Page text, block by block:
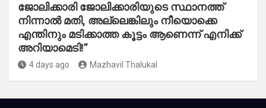
ജോലിക്കാരി ജോലിക്കാരിയുടെ സ്ഥാനത്ത്
നിന്നാൽ മതി, അല്ലെങ്കിലും നീയൊക്കെ
എന്തിനും മടിക്കാത്ത കൂട്ടം ആണെന്ന് എനിക്ക്
അറിയാമെടി!”
4 days ago Mazhavil Thalukal